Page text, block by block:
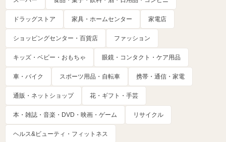
ドラッグストア 家具・ホームセンター 家電店
ショッピングセンター・百貨店 ファッション
キッズ・ベビー・おもちゃ 眼鏡・コンタクト・ケア用品
車・バイク スポーツ用品・自転車 携帯・通信・家電
通販・ネットショップ 花・ギフト・手芸
本・雑誌・音楽・DVD・映画・ゲーム リサイクル
ヘルス&ビューティ・フィットネス